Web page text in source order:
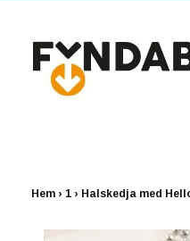
Hem › 1 › Halskedja med